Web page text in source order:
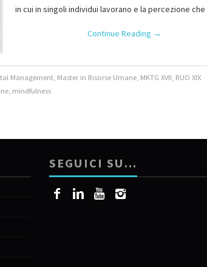
in cui in singoli individui lavorano e la percezione
Continue Reading →
Management, Master in Risorse Umane, MKTG XVII, RUO XIX
, mindfulness
SEGUICI SU…